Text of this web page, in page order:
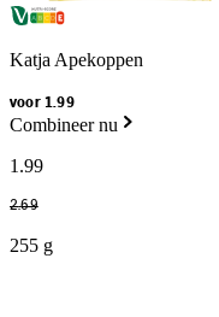
Katja Apekoppen
voor 1.99
Combineer nu
1 .99
2.69
255 g